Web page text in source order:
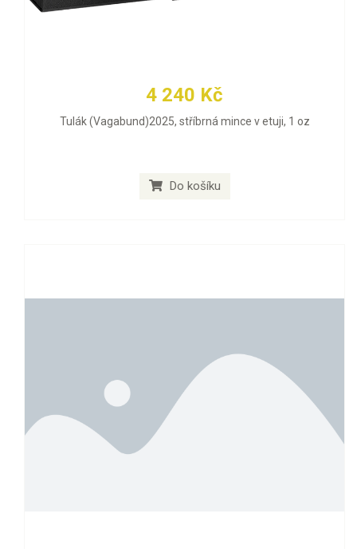
4 240 Kč
Tulák (Vagabund)2025, stříbrná mince v etuji, 1 oz
Do košíku